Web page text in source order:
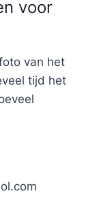
voor
van het
tijd het